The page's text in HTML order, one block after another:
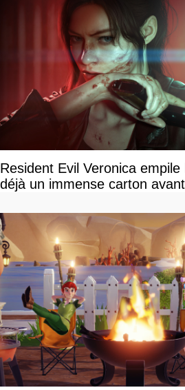
Resident Evil Veronica
déjà un immense carton